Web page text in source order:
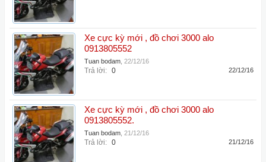
Xe cực kỳ mới , đồ chơi 3000 alo
0913805552
Tuan bodam 22/12/16
Trả lời: 0 22/12/16
Xe cực kỳ mới , đồ chơi 3000 alo
0913805552.
Tuan bodam 21/12/16
Trả lời: 0 21/12/16